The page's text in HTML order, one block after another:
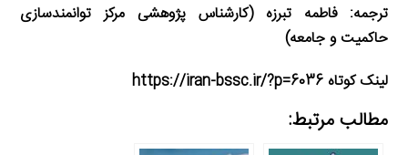
ترجمه: فاطمه تبرزه (کارشناس پژوهشی مرکز توانمندسازی
حاکمیت و جامعه)
لینک کوتاه https://iran-bssc.ir/?p=6036
مطالب مرتبط: